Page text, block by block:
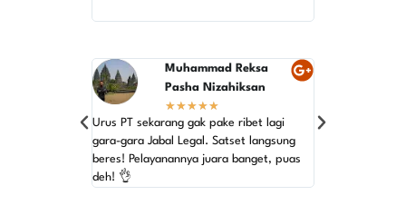
Muhammad Reksa
Pasha Nizahiksan
★★★★★
Urus PT sekarang gak pake ribet lagi
gara-gara Jabal Legal. Satset langsung
beres! Pelayanannya juara banget, puas
deh! 👌
Gak nyangka
semudah ini.